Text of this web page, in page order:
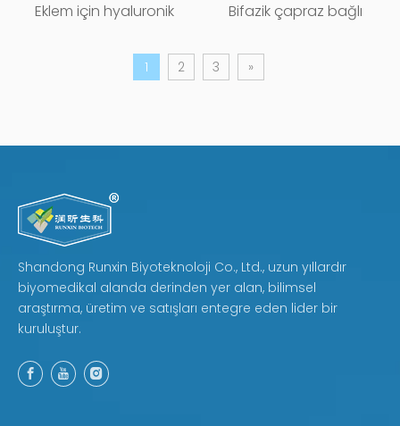
Eklem için hyaluronik
Bifazik çapraz bağlı
dermal dolgu maddesi
1 2 3 »
Shandong Runxin Biyoteknoloji Co., Ltd., uzun yıllardır
biyomedikal alanda derinden yer alan, bilimsel
araştırma, üretim ve satışları entegre eden lider bir
kuruluştur.